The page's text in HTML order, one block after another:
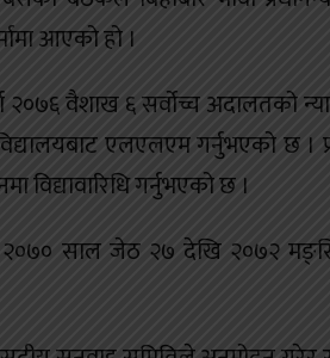
आएको हो ।
वैशाख ६ सर्वोच्च अदालतको
एलएलएम गर्नुभएको छ ।
विद्यावारिधि गर्नुभएको छ ।
२०७० साल जेठ २७ देखि २०७२